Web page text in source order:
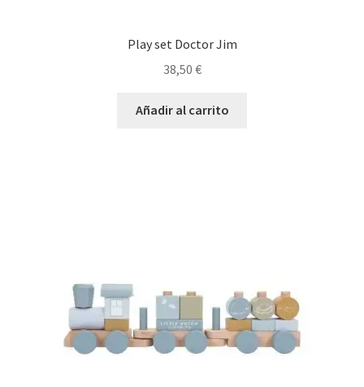
Play set Doctor Jim
38,50 €
Añadir al carrito